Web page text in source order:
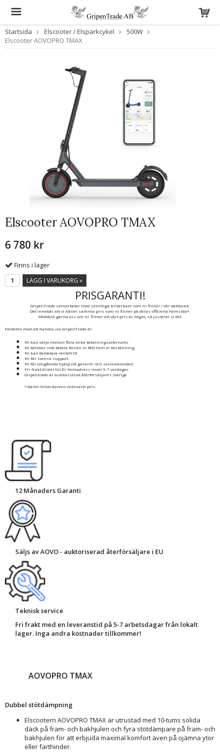
Startsida Elscooter / Elsparkcykel
500W
Elscooter AOVOPRO TMAX
Elscooter AOVOPRO TMAX
6 780 kr
Finns i lager
LÄGG I VARUKORG »
PRISGARANTI!
GripenTrade samarbetar med samtliga tillberkare som ni finner i vår webbutik.
Det innebär att vi håller samma pris som ni finner på deras officiella hemsida*.
Meddela gärna oss om ni finner att vårt pris är högre, så justerar vi det.
Fördelen med att handla via GripenTrade är:
Ni kan välja mellan flera olika betalningsalternativ
Ni behöver inte betala förrän ni fått hem er beställning
Ni kan delbetala räntefritt
Ni får svensk support
Ni får omgående hjälp vid garanti- och serviceärenden
Fri frakt direkt till Er hemadress inom 5-7 vardagar
Gripentrade är auktoriserad återförsäljare i Sverige
* Gäller tillverkarens ordinarie pris.
12 Månaders Garanti
Säljs av AOVO - auktoriserad återförsäljare i EU
Teknisk service
Fri frakt med en leveranstid på 5-7 arbetsdagar från lokalt
lager. Inga andra kostnader tillkommer!
AOVOPRO TMAX
Dubbel stötdämpning
Elscootern AOVOPRO TMAX är utrustad med 10-tums solida
däck på fram- och bakhjulen och fyra stötdämpare på fram- och
bakhjulen för att erbjuda maximal komfort även på ojämna ytor
eller farthinder.